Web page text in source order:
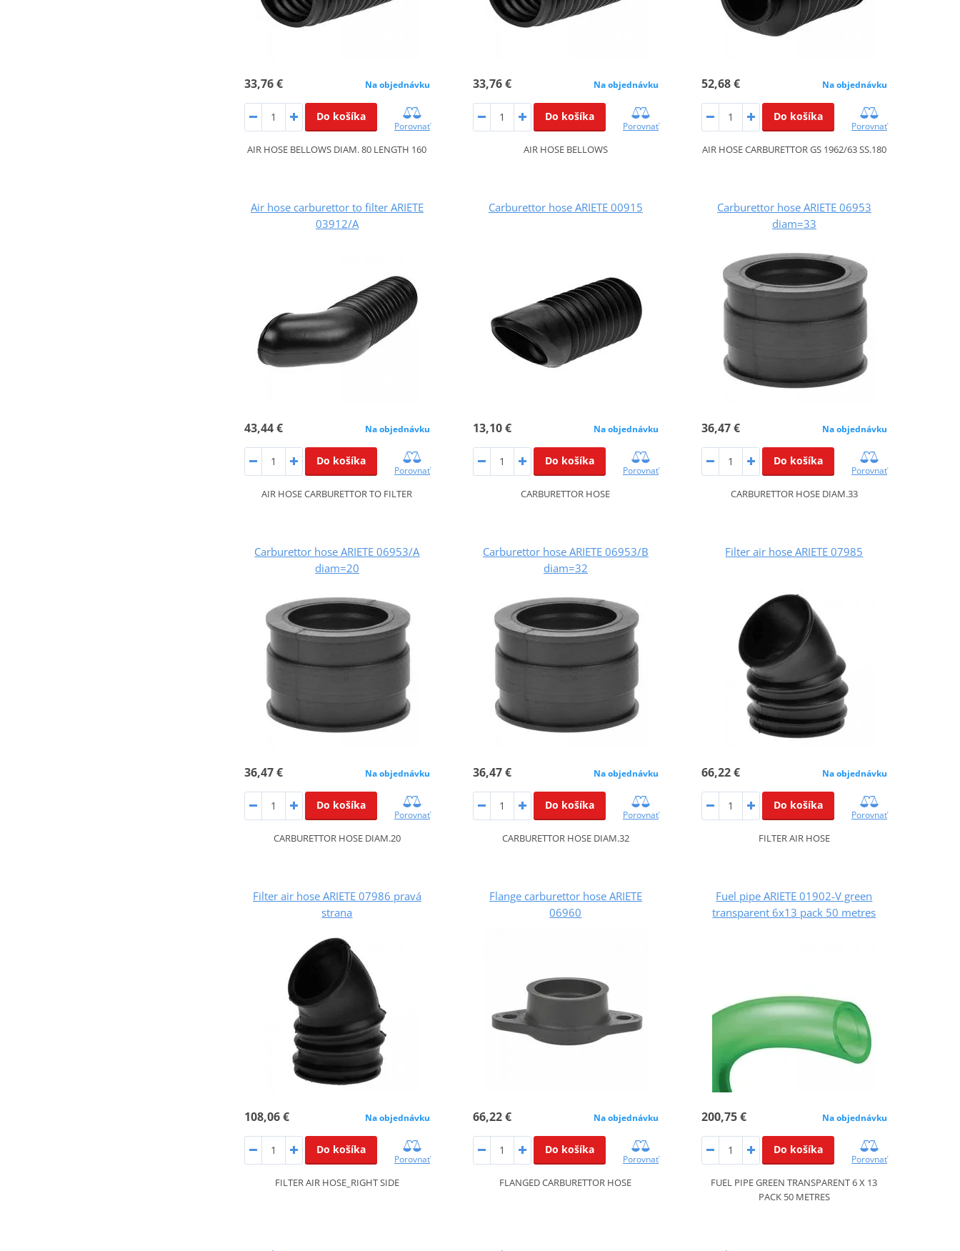
33,76 € Na objednávku
Do košíka
Porovnať
AIR HOSE BELLOWS DIAM. 80 LENGTH 160
33,76 € Na objednávku
Do košíka
Porovnať
AIR HOSE BELLOWS
52,68 € Na objednávku
Do košíka
Porovnať
AIR HOSE CARBURETTOR GS 1962/63 SS.180
Air hose carburettor to filter ARIETE
03912/A
43,44 € Na objednávku
Do košíka
Porovnať
AIR HOSE CARBURETTOR TO FILTER
Carburettor hose ARIETE 00915
13,10 € Na objednávku
Do košíka
Porovnať
CARBURETTOR HOSE
Carburettor hose ARIETE 06953
diam=33
36,47 € Na objednávku
Do košíka
Porovnať
CARBURETTOR HOSE DIAM.33
Carburettor hose ARIETE 06953/A
diam=20
36,47 € Na objednávku
Do košíka
Porovnať
CARBURETTOR HOSE DIAM.20
Carburettor hose ARIETE 06953/B
diam=32
36,47 € Na objednávku
Do košíka
Porovnať
CARBURETTOR HOSE DIAM.32
Filter air hose ARIETE 07985
66,22 € Na objednávku
Do košíka
Porovnať
FILTER AIR HOSE
Filter air hose ARIETE 07986 pravá
strana
108,06 € Na objednávku
Do košíka
Porovnať
FILTER AIR HOSE_RIGHT SIDE
Flange carburettor hose ARIETE
06960
66,22 € Na objednávku
Do košíka
Porovnať
FLANGED CARBURETTOR HOSE
Fuel pipe ARIETE 01902-V green
transparent 6x13 pack 50 metres
200,75 € Na objednávku
Do košíka
Porovnať
FUEL PIPE GREEN TRANSPARENT 6 X 13
PACK 50 METRES